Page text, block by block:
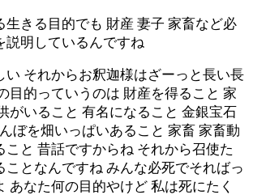
生きる目的でも 財産 妻子 家畜など必
説明しているんですね
い それからお釈迦様はざーっと長い長
目的っていうのは 財産を得ること 家
がいること 有名になること 金銀宝石
ぼを畑いっぱいあること 家畜 家畜動
こと 昔話ですからね それから召使た
ことなんですね みんな必死でそればっ
あなた何の目的やけど 私は死にたく